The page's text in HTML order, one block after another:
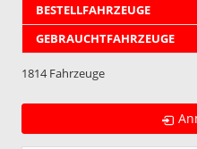
BESTELLFAHRZEUGE
GEBRAUCHTFAHRZEUGE
1814 Fahrzeuge